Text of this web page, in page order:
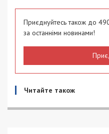
Приєднуйтесь також до
за останніми новинами!
Читайте також